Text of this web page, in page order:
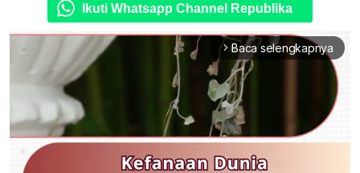
Ikuti Whatsapp Channel Republika
arrow_forward_ios Baca selengkapnya